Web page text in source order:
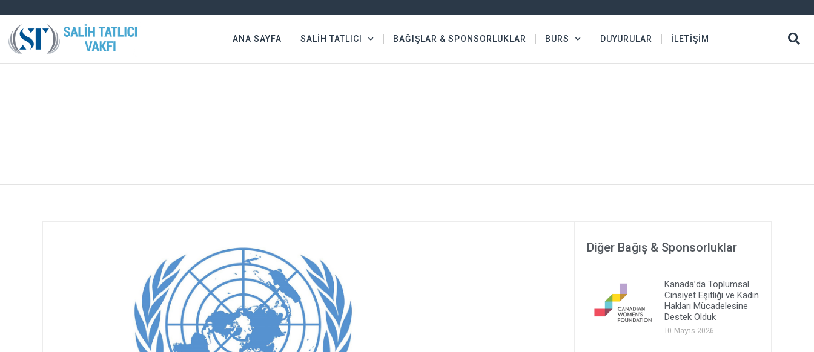
ANA SAYFA SALİH TATLICI BAĞIŞLAR & SPONSORLUKLAR BURS DUYURULAR İLETİŞİM
Diğer Bağış & Sponsorluklar
Kanada’da Toplumsal
Cinsiyet Eşitliği ve Kadın
Hakları Mücadelesine
Destek Olduk
10 Mayıs 2026